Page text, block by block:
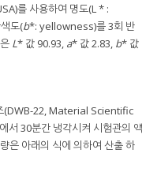
를 사용하여 명도(L * :
도(b*: yellowness)를 3회 반
L* 값 90.93, a* 값 2.83, b* 값
(DWB-22, Material Scientific
서 30분간 냉각시켜 시험관의 액
은 아래의 식에 의하여 산출 하